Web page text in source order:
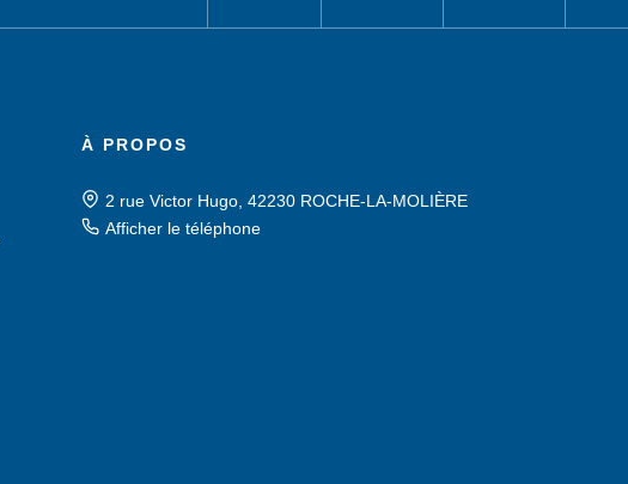
À PROPOS
2 rue Victor Hugo, 42230 ROCHE-LA-MOLIÈRE
Afficher le téléphone